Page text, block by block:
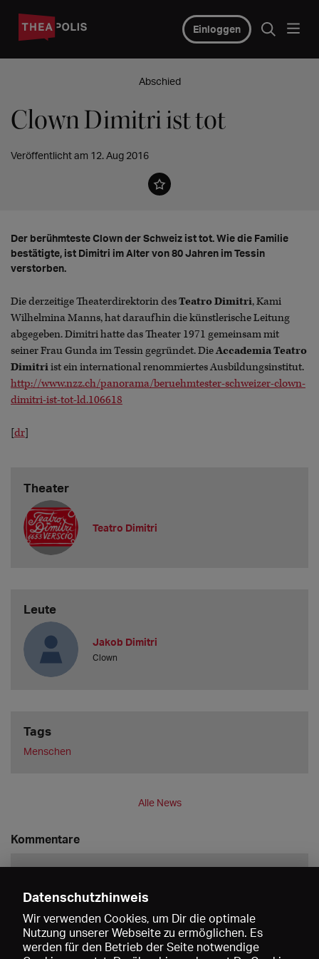
Einloggen
Abschied
Clown Dimitri ist tot
Veröffentlicht am 12. Aug 2016
Der berühmteste Clown der Schweiz ist tot. Wie die Familie
bestätigte, ist Dimitri im Alter von 80 Jahren im Tessin
verstorben.
Die derzeitige Theaterdirektorin desTeatro Dimitri, Kami
Wilhelmina Manns, hat daraufhin die künstlerische Leitung
abgegeben. Dimitri hatte das Theater 1971 gemeinsam mit
seiner Frau Gunda im Tessin gegründet. DieAccademia Teatro
Dimitriist ein international renommiertes Ausbildungsinstitut.
http://www.nzz.ch/panorama/beruehmtester-schweizer-clown-
dimitri-ist-tot-ld.106618
[dr]
Theater
Teatro Dimitri
Leute
Jakob Dimitri
Clown
Tags
Menschen
Alle News
Kommentare
Speichern
Datenschutzhinweis
Wir verwenden Cookies, um Dir die optimale
Nutzung unserer Webseite zu ermöglichen. Es
werden für den Betrieb der Seite notwendige